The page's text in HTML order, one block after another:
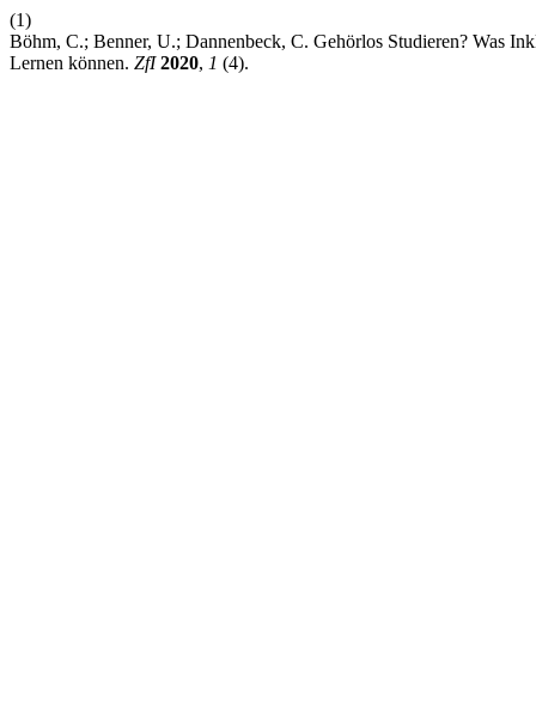
(1)
Böhm, C.; Benner, U.; Dannenbeck, C. Gehörlos Studieren? Was
Lernen können. ZfI 2020, 1 (4).